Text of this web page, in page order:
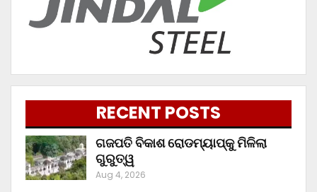
RECENT POSTS
ଗଜପତି ବିକାଶ ରୋଡମ୍ୟାପ୍‌କୁ ମିଳିଲା
ଗୁରୁତ୍ୱ
Aug 4, 2026